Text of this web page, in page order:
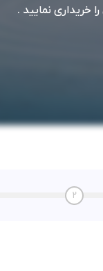
خریداری نمایید .
2